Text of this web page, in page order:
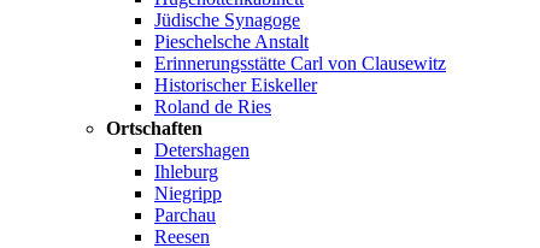
Jüdische Synagoge
Pieschelsche Anstalt
Erinnerungsstätte Carl von Clausewitz
Historischer Eiskeller
Roland de Ries
Ortschaften
Detershagen
Ihleburg
Niegripp
Parchau
Reesen